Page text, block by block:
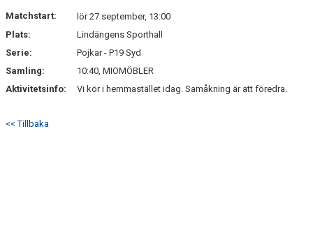
KONTAKT
MATCHER
Matchstart:
lör 27 september, 13:00
Plats:
Lindängens Sporthall
Serie:
Pojkar - P19 Syd
Samling:
10:40, MIOMÖBLER
Aktivitetsinfo:
Vi kör i hemmastället idag. Samåkning är att föredra.
<< Tillbaka